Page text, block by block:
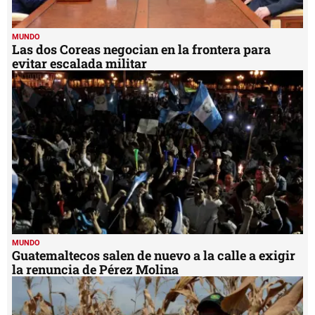
MUNDO
Las dos Coreas negocian en la frontera para
evitar escalada militar
MUNDO
Guatemaltecos salen de nuevo a la calle a exigir
la renuncia de Pérez Molina